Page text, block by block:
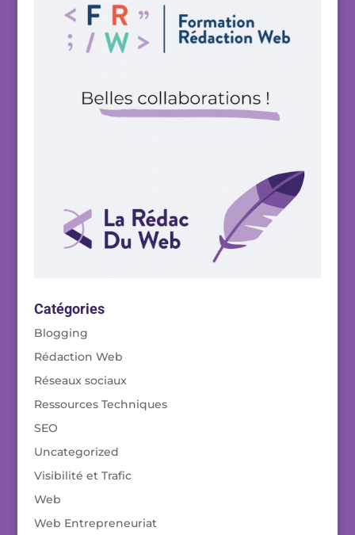
Catégories
Blogging
Rédaction Web
Réseaux sociaux
Ressources Techniques
SEO
Uncategorized
Visibilité et Trafic
Web
Web Entrepreneuriat